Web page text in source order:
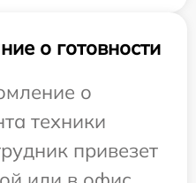
о готовности
о
техники
привезет